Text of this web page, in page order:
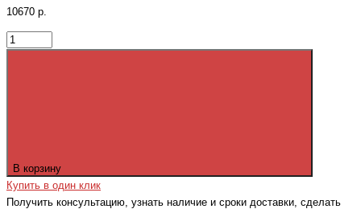
10670 р.
В корзину
Купить в один клик
Получить консультацию, узнать наличие и сроки доставки, сделать